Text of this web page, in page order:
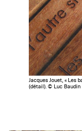
Jacques Jouet, « Les
(détail). © Luc Baudin